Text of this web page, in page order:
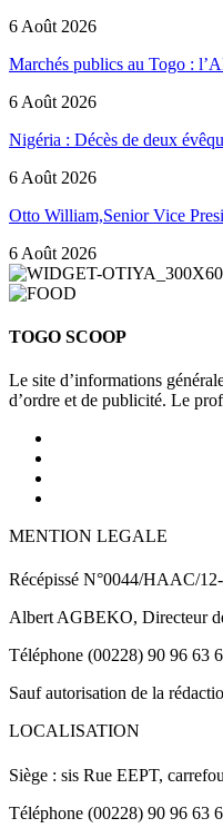
6 Août 2026
Marchés publics au Togo :
6 Août 2026
Nigéria : Décès de deux
6 Août 2026
Otto William,Senior Vice
6 Août 2026
TOGO SCOOP
Le site d’informations
d’ordre et de publicité. Le
MENTION LEGALE
Récépissé N°0044/HAAC/
Albert AGBEKO, Directeur
Téléphone (00228) 90 96 63
Sauf autorisation de la
LOCALISATION
Siège : sis Rue EEPT,
Téléphone (00228) 90 96 63